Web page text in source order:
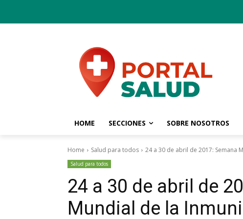
HOME SECCIONES SOBRE NOSOTROS
Home Salud para todos 24 a 30 de abril de 2017: Semana
Salud para todos
24 a 30 de abril de
Mundial de la